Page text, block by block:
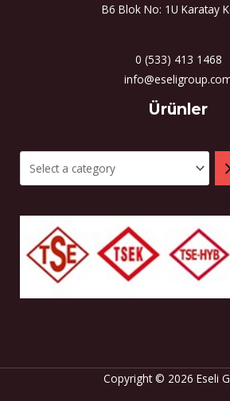
B6 Blok No: 1U Karatay
0 (533) 413 1468
Ürünler
Copyright © 2026 Eseli